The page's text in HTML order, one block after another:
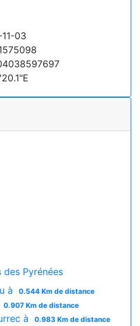
03
Pyrénées
à
0.544 Km de distance
0.907 Km de distance
à 0.983 Km de distance